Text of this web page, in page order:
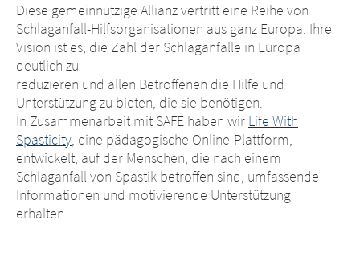
Diese gemeinnützige Allianz vertritt eine Reihe von
Schlaganfall-Hilfsorganisationen aus ganz Europa. Ihre
Vision ist es, die Zahl der Schlaganfälle in Europa
deutlich zu
reduzieren und allen Betroffenen die Hilfe und
Unterstützung zu bieten, die sie benötigen.
In Zusammenarbeit mit SAFE haben wir Life With
Spasticity, eine pädagogische Online-Plattform,
entwickelt, auf der Menschen, die nach einem
Schlaganfall von Spastik betroffen sind, umfassende
Informationen und motivierende Unterstützung
erhalten.